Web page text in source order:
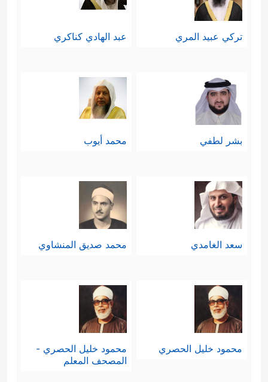
تركي عبيد المري عبد الهادي كناكري
بشر لطفي محمد أيوب
سعد الغامدي محمد صديق المنشاوي
محمود خليل الحصري
محمود خليل الحصري -
المصحف المعلم